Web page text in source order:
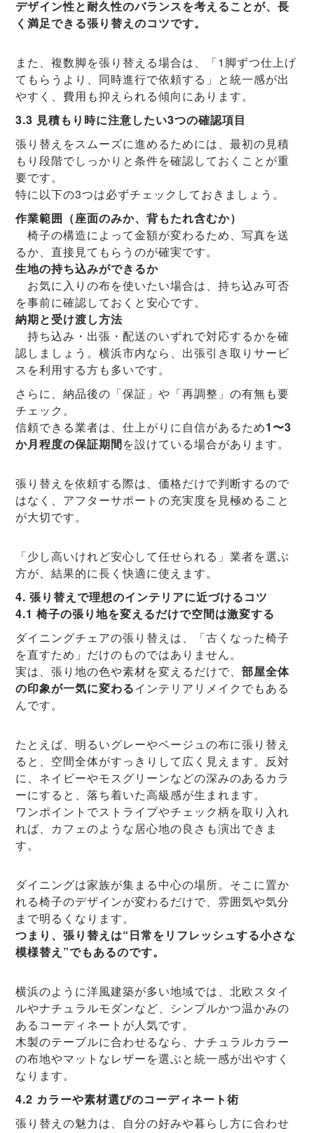
デザイン性と耐久性のバランスを考えることが、長
く満足できる張り替えのコツです。
また、複数脚を張り替える場合は、「1脚ずつ仕上げ
てもらうより、同時進行で依頼する」と統一感が出
やすく、費用も抑えられる傾向にあります。
3.3 見積もり時に注意したい3つの確認項目
張り替えをスムーズに進めるためには、最初の見積
もり段階でしっかりと条件を確認しておくことが重
要です。
特に以下の3つは必ずチェックしておきましょう。
作業範囲（座面のみか、背もたれ含むか）
椅子の構造によって金額が変わるため、写真を送
るか、直接見てもらうのが確実です。
生地の持ち込みができるか
お気に入りの布を使いたい場合は、持ち込み可否
を事前に確認しておくと安心です。
納期と受け渡し方法
持ち込み・出張・配送のいずれで対応するかを確
認しましょう。横浜市内なら、出張引き取りサービ
スを利用する方も多いです。
さらに、納品後の「保証」や「再調整」の有無も要
チェック。
信頼できる業者は、仕上がりに自信があるため1〜3
か月程度の保証期間を設けている場合があります。
張り替えを依頼する際は、価格だけで判断するので
はなく、アフターサポートの充実度を見極めること
が大切です。
「少し高いけれど安心して任せられる」業者を選ぶ
方が、結果的に長く快適に使えます。
4. 張り替えで理想のインテリアに近づけるコツ
4.1 椅子の張り地を変えるだけで空間は激変する
ダイニングチェアの張り替えは、「古くなった椅子
を直すため」だけのものではありません。
実は、張り地の色や素材を変えるだけで、部屋全体
の印象が一気に変わるインテリアリメイクでもある
んです。
たとえば、明るいグレーやベージュの布に張り替え
ると、空間全体がすっきりして広く見えます。反対
に、ネイビーやモスグリーンなどの深みのあるカラ
ーにすると、落ち着いた高級感が生まれます。
ワンポイントでストライプやチェック柄を取り入れ
れば、カフェのような居心地の良さも演出できま
す。
ダイニングは家族が集まる中心の場所。そこに置か
れる椅子のデザインが変わるだけで、雰囲気や気分
まで明るくなります。
つまり、張り替えは“日常をリフレッシュする小さな
模様替え”でもあるのです。
横浜のように洋風建築が多い地域では、北欧スタイ
ルやナチュラルモダンなど、シンプルかつ温かみの
あるコーディネートが人気です。
木製のテーブルに合わせるなら、ナチュラルカラー
の布地やマットなレザーを選ぶと統一感が出やすく
なります。
4.2 カラーや素材選びのコーディネート術
張り替えの魅力は、自分の好みや暮らし方に合わせ